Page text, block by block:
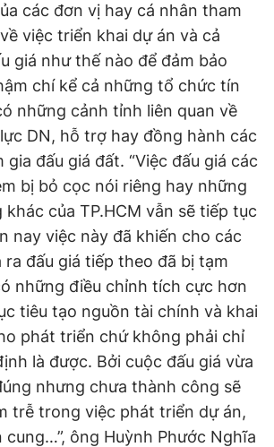
các đơn vị hay cá nhân tham
việc triển khai dự án và cả
giá như thế nào để đảm bảo
chí kể cả những tổ chức tín
những cảnh tỉnh liên quan về
DN, hỗ trợ hay đồng hành các
đấu giá đất. “Việc đấu giá các
bị bỏ cọc nói riêng hay những
của TP.HCM vẫn sẽ tiếp tục
nay việc này đã khiến cho các
ra đấu giá tiếp theo đã bị tạm
những điều chỉnh tích cực hơn
tiêu tạo nguồn tài chính và khai
phát triển chứ không phải chỉ
là được. Bởi cuộc đấu giá vừa
nhưng chưa thành công sẽ
trễ trong việc phát triển dự án,
cung…”, ông Huỳnh Phước Nghĩa